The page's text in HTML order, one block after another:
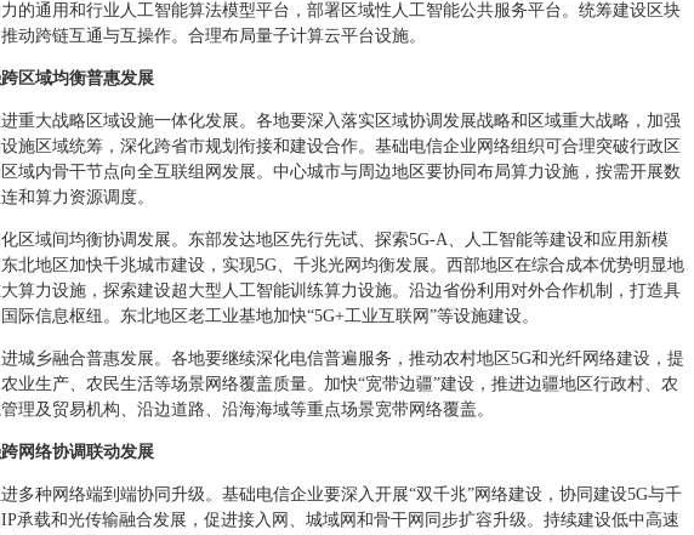
的通用和行业人工智能算法模型平台，部署区域性人工智能公共服务平台。统筹建设区块
动跨链互通与互操作。合理布局量子计算云平台设施。
区域均衡普惠发展
进重大战略区域设施一体化发展。各地要深入落实区域协调发展战略和区域重大战略，加强
施区域统筹，深化跨省市规划衔接和建设合作。基础电信企业网络组织可合理突破行政区
域内骨干节点向全互联组网发展。中心城市与周边地区要协同布局算力设施，按需开展数
和算力资源调度。
化区域间均衡协调发展。东部发达地区先行先试、探索5G-A、人工智能等建设和应用新模
北地区加快千兆城市建设，实现5G、千兆光网均衡发展。西部地区在综合成本优势明显地
算力设施，探索建设超大型人工智能训练算力设施。沿边省份利用对外合作机制，打造具
际信息枢纽。东北地区老工业基地加快“5G+工业互联网”等设施建设。
进城乡融合普惠发展。各地要继续深化电信普遍服务，推动农村地区5G和光纤网络建设，提
业生产、农民生活等场景网络覆盖质量。加快“宽带边疆”建设，推进边疆地区行政村、农
理及贸易机构、沿边道路、沿海海域等重点场景宽带网络覆盖。
网络协调联动发展
进多种网络端到端协同升级。基础电信企业要深入开展“双千兆”网络建设，协同建设5G与千
承载和光传输融合发展，促进接入网、城域网和骨干网同步扩容升级。持续建设低中高速